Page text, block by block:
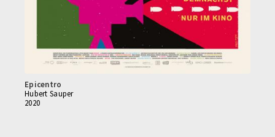
Epicentro
Hubert Sauper
2020